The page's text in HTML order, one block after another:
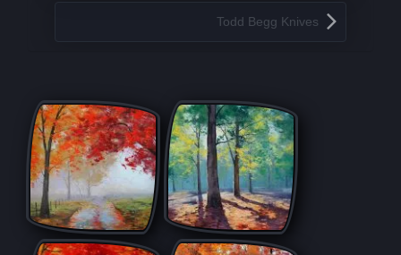
Todd Begg Knives